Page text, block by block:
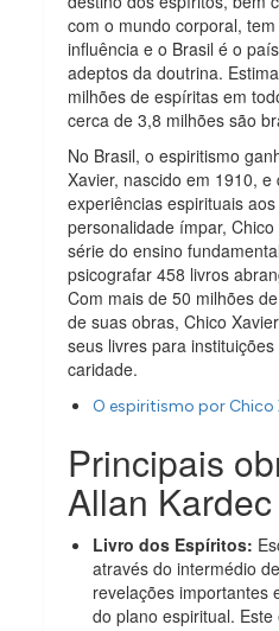
com o mundo corporal,
influência e o Brasil é o
adeptos da doutrina.
milhões de espíritas em
cerca de 3,8 milhões são
No Brasil, o espiritismo
Xavier, nascido em 1910,
experiências espirituais
personalidade ímpar,
série do ensino
psicografar 458 livros
Com mais de 50 milhões
de suas obras, Chico
seus livres para
caridade.
O espiritismo por Chico
Principais
Allan Kardec
Livro dos Espíritos:
através do intermédio
revelações importantes
do plano espiritual.